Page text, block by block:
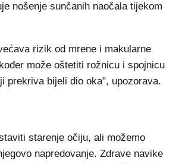
nošenje sunčanih naočala tijekom
rizik od mrene i makularne
može oštetiti rožnicu i spojnicu
prekriva bijeli dio oka", upozorava.
starenje očiju, ali možemo
napredovanje. Zdrave navike